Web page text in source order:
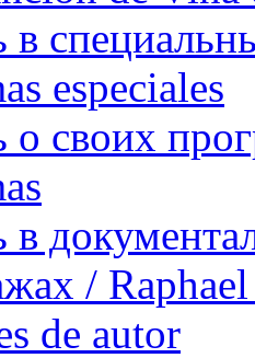
в
especiales
о своих
в
/
de autor